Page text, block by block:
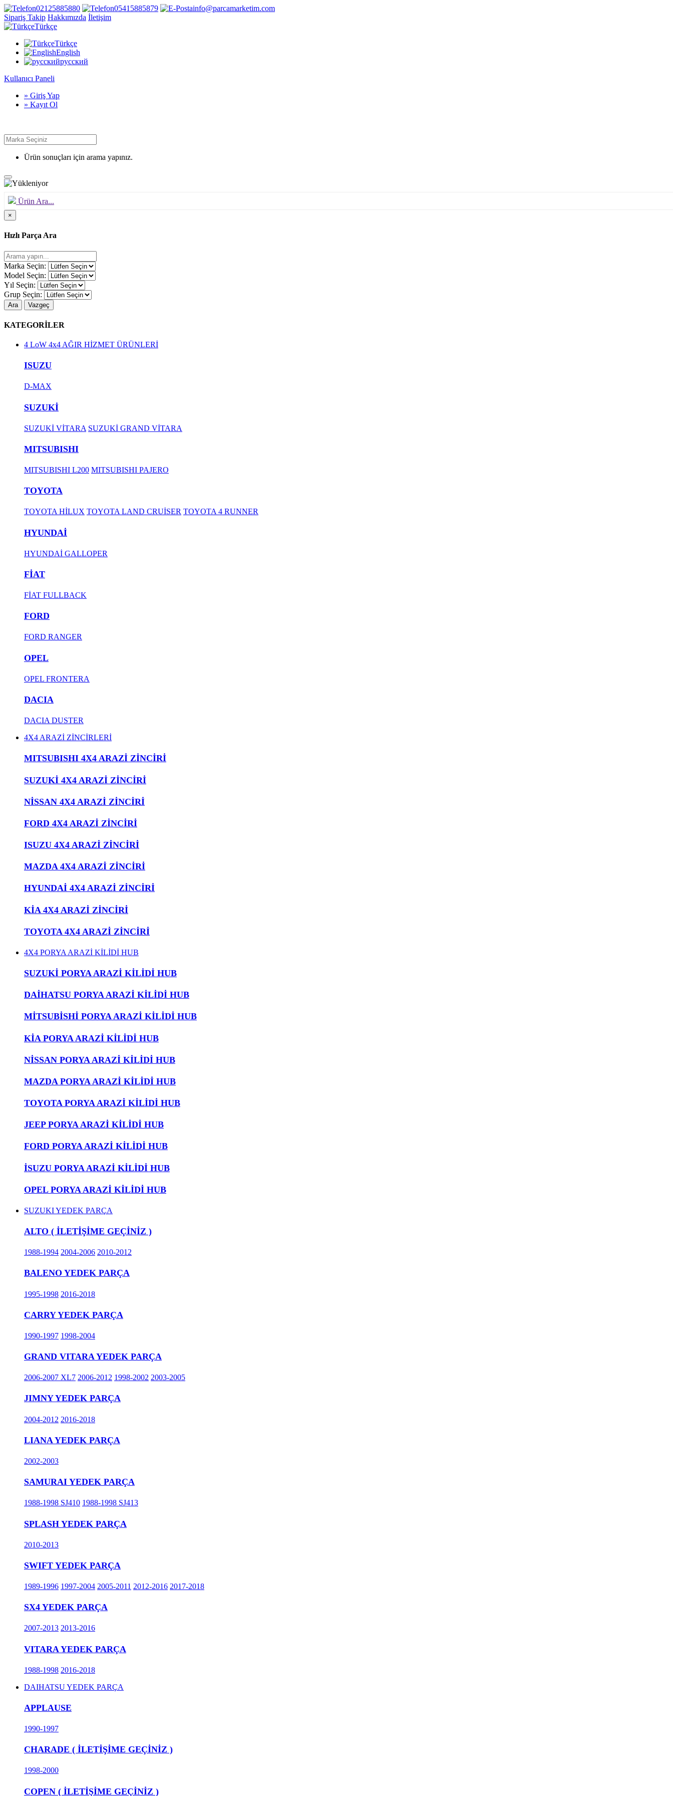
02125885880 05415885879
info@parcamarketim.com
Sipariş Takip Hakkımızda İletişim
Türkçe
Türkçe
English
русский
Kullanıcı Paneli
» Giriş Yap
» Kayıt Ol
Ürün sonuçları için arama yapınız.
Ürün Ara...
×
Hızlı Parça Ara
Marka Seçin:
Model Seçin:
Yıl Seçin:
Grup Seçin:
Ara Vazgeç
KATEGORİLER
4 LoW 4x4 AĞIR HİZMET ÜRÜNLERİ
ISUZU
D-MAX
SUZUKİ
SUZUKİ VİTARA SUZUKİ GRAND VİTARA
MITSUBISHI
MITSUBISHI L200 MITSUBISHI PAJERO
TOYOTA
TOYOTA HİLUX TOYOTA LAND CRUİSER TOYOTA 4 RUNNER
HYUNDAİ
HYUNDAİ GALLOPER
FİAT
FİAT FULLBACK
FORD
FORD RANGER
OPEL
OPEL FRONTERA
DACIA
DACIA DUSTER
4X4 ARAZİ ZİNCİRLERİ
MITSUBISHI 4X4 ARAZİ ZİNCİRİ
SUZUKİ 4X4 ARAZİ ZİNCİRİ
NİSSAN 4X4 ARAZİ ZİNCİRİ
FORD 4X4 ARAZİ ZİNCİRİ
ISUZU 4X4 ARAZİ ZİNCİRİ
MAZDA 4X4 ARAZİ ZİNCİRİ
HYUNDAİ 4X4 ARAZİ ZİNCİRİ
KİA 4X4 ARAZİ ZİNCİRİ
TOYOTA 4X4 ARAZİ ZİNCİRİ
4X4 PORYA ARAZİ KİLİDİ HUB
SUZUKİ PORYA ARAZİ KİLİDİ HUB
DAİHATSU PORYA ARAZİ KİLİDİ HUB
MİTSUBİSHİ PORYA ARAZİ KİLİDİ HUB
KİA PORYA ARAZİ KİLİDİ HUB
NİSSAN PORYA ARAZİ KİLİDİ HUB
MAZDA PORYA ARAZİ KİLİDİ HUB
TOYOTA PORYA ARAZİ KİLİDİ HUB
JEEP PORYA ARAZİ KİLİDİ HUB
FORD PORYA ARAZİ KİLİDİ HUB
İSUZU PORYA ARAZİ KİLİDİ HUB
OPEL PORYA ARAZİ KİLİDİ HUB
SUZUKI YEDEK PARÇA
ALTO ( İLETİŞİME GEÇİNİZ )
1988-1994 2004-2006 2010-2012
BALENO YEDEK PARÇA
1995-1998 2016-2018
CARRY YEDEK PARÇA
1990-1997 1998-2004
GRAND VITARA YEDEK PARÇA
2006-2007 XL7 2006-2012 1998-2002 2003-2005
JIMNY YEDEK PARÇA
2004-2012 2016-2018
LIANA YEDEK PARÇA
2002-2003
SAMURAI YEDEK PARÇA
1988-1998 SJ410 1988-1998 SJ413
SPLASH YEDEK PARÇA
2010-2013
SWIFT YEDEK PARÇA
1989-1996 1997-2004 2005-2011 2012-2016 2017-2018
SX4 YEDEK PARÇA
2007-2013 2013-2016
VITARA YEDEK PARÇA
1988-1998 2016-2018
DAIHATSU YEDEK PARÇA
APPLAUSE
1990-1997
CHARADE ( İLETİŞİME GEÇİNİZ )
1998-2000
COPEN ( İLETİŞİME GEÇİNİZ )